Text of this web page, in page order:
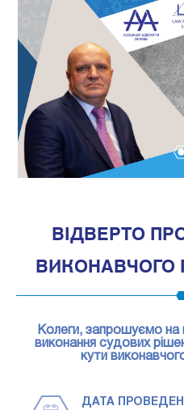
ВІДВЕРТО
Колеги, запрошуємо на
виконання судових
кути
ДАТА